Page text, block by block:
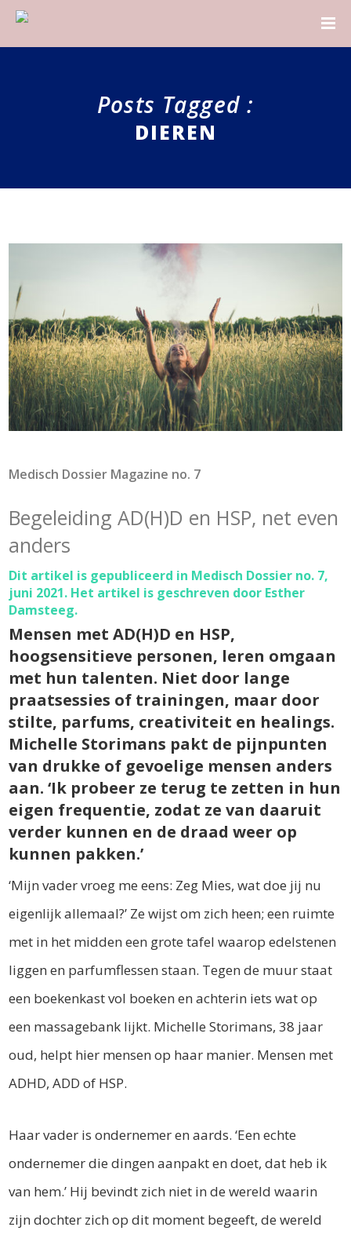
Posts Tagged :
DIEREN
Medisch Dossier Magazine no. 7
Begeleiding AD(H)D en HSP, net even
anders
Dit artikel is gepubliceerd in Medisch Dossier no. 7,
juni 2021. Het artikel is geschreven door Esther
Damsteeg.
Mensen met AD(H)D en HSP,
hoogsensitieve personen, leren omgaan
met hun talenten. Niet door lange
praatsessies of trainingen, maar door
stilte, parfums, creativiteit en healings.
Michelle Storimans pakt de pijnpunten
van drukke of gevoelige mensen anders
aan. ‘Ik probeer ze terug te zetten in hun
eigen frequentie, zodat ze van daaruit
verder kunnen en de draad weer op
kunnen pakken.’
‘Mijn vader vroeg me eens: Zeg Mies, wat doe jij nu
eigenlijk allemaal?’ Ze wijst om zich heen; een ruimte
met in het midden een grote tafel waarop edelstenen
liggen en parfumflessen staan. Tegen de muur staat
een boekenkast vol boeken en achterin iets wat op
een massagebank lijkt. Michelle Storimans, 38 jaar
oud, helpt hier mensen op haar manier. Mensen met
ADHD, ADD of HSP.
Haar vader is ondernemer en aards. ‘Een echte
ondernemer die dingen aanpakt en doet, dat heb ik
van hem.’ Hij bevindt zich niet in de wereld waarin
zijn dochter zich op dit moment begeeft, de wereld